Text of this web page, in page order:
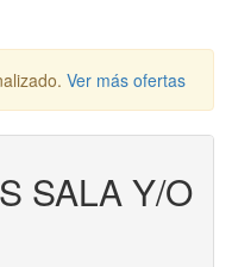
Ver más ofertas
SALA Y/O